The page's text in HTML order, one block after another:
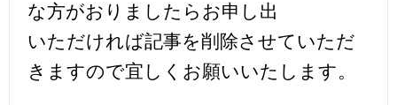
な方がおりましたらお申し出
いただければ記事を削除させていただ
きますので宜しくお願いいたします。